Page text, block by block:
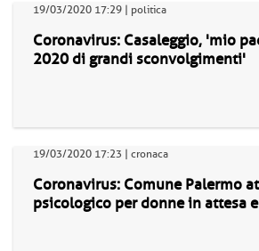
19/03/2020 17:29 | politica
Coronavirus: Casaleggio, 'mio
2020 di grandi sconvolgimenti'
19/03/2020 17:23 | cronaca
Coronavirus: Comune Palermo
psicologico per donne in attesa